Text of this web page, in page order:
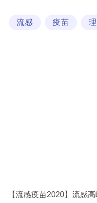
場
流感 疫苗
【流感疫苗2020】流感